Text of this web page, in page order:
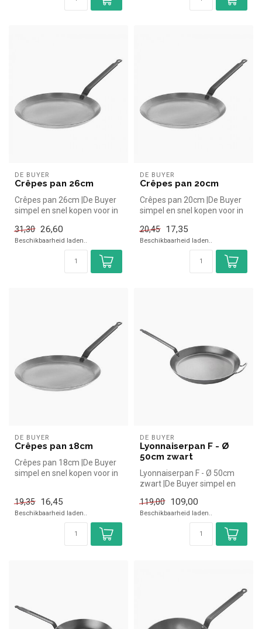
DE BUYER
Crêpes pan 26cm
Crêpes pan 26cm |De Buyer
simpel en snel kopen voor in
31,30 26,60
Beschikbaarheid laden..
DE BUYER
Crêpes pan 20cm
Crêpes pan 20cm |De Buyer
simpel en snel kopen voor in
20,45
17,35
Beschikbaarheid laden..
DE BUYER
Crêpes pan 18cm
Crêpes pan 18cm |De Buyer
simpel en snel kopen voor in
19,35
16,45
Beschikbaarheid laden..
DE BUYER
Lyonnaiserpan F - Ø
50cm zwart
Lyonnaiserpan F - Ø 50cm
zwart |De Buyer simpel en
horeca....
119,00 109,00
Beschikbaarheid laden..